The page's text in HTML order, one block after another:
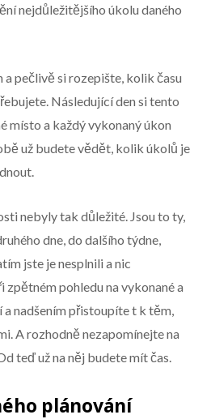
nejdůležitějšího úkolu daného
a pečlivě si rozepište, kolik času
Následující den si tento
místo a každý vykonaný úkon
už budete vědět, kolik úkolů je
nebyly tak důležité. Jsou to ty,
dne, do dalšího týdne,
jste je nesplnili a nic
zpětném pohledu na vykonané a
a nadšením přistoupíte t k těm,
A rozhodně nezapomínejte na
teď už na něj budete mít čas.
plánování